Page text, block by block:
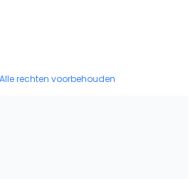
rechten voorbehouden